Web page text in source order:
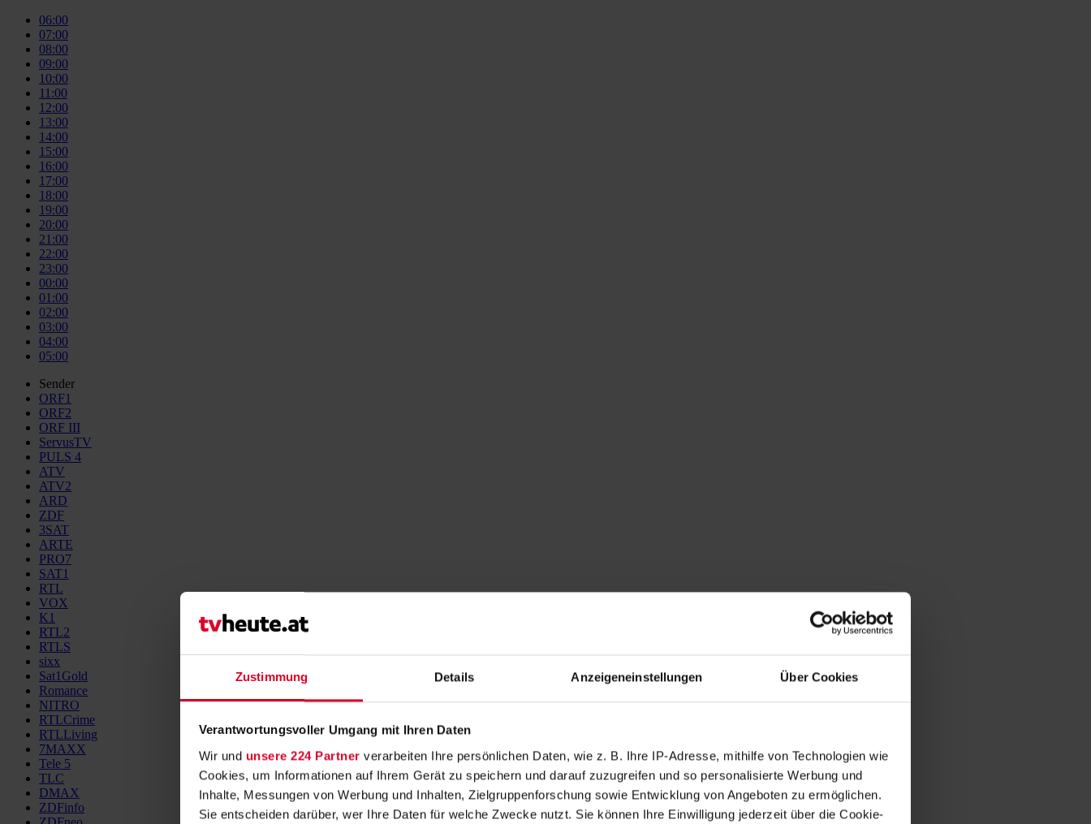
Zustimmung Details Anzeigeneinstellungen Über Cookies
Verantwortungsvoller Umgang mit Ihren Daten
Wir und unsere 224 Partner verarbeiten Ihre persönlichen Daten, wie z. B. Ihre IP-Adresse, mithilfe von Technologien wie
Cookies, um Informationen auf Ihrem Gerät zu speichern und darauf zuzugreifen und so personalisierte Werbung und
Inhalte, Messungen von Werbung und Inhalten, Zielgruppenforschung sowie Entwicklung von Angeboten zu ermöglichen.
Sie entscheiden darüber, wer Ihre Daten für welche Zwecke nutzt. Sie können Ihre Einwilligung jederzeit über die Cookie-
06:00
07:00
08:00
09:00
10:00
11:00
12:00
13:00
14:00
15:00
16:00
17:00
18:00
19:00
20:00
21:00
22:00
23:00
00:00
01:00
02:00
03:00
04:00
05:00
Sender
ORF1
ORF2
ORF III
ServusTV
PULS 4
ATV
ATV2
ARD
ZDF
3SAT
ARTE
PRO7
SAT1
RTL
VOX
K1
RTL2
RTLS
sixx
Sat1Gold
Romance
NITRO
RTLCrime
RTLLiving
7MAXX
Tele 5
TLC
DMAX
ZDFinfo